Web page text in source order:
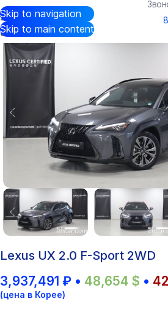
Skip to navigation
Skip to main content
Авто из Кореи/Каталог
Lexus UX 2.0 F-Sport 2WD
3,937,491 ₽ • 48,654 $ •
(цена в Корее)